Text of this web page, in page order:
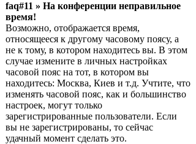
faq#11 » На конференции неправильное
время!
Возможно, отображается время,
относящееся к другому часовому поясу, а
не к тому, в котором находитесь вы. В этом
случае измените в личных настройках
часовой пояс на тот, в котором вы
находитесь: Москва, Киев и т.д. Учтите, что
изменять часовой пояс, как и большинство
настроек, могут только
зарегистрированные пользователи. Если
вы не зарегистрированы, то сейчас
удачный момент сделать это.